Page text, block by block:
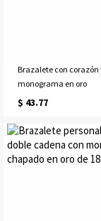
Brazalete con corazón
monograma en oro
$ 43.77